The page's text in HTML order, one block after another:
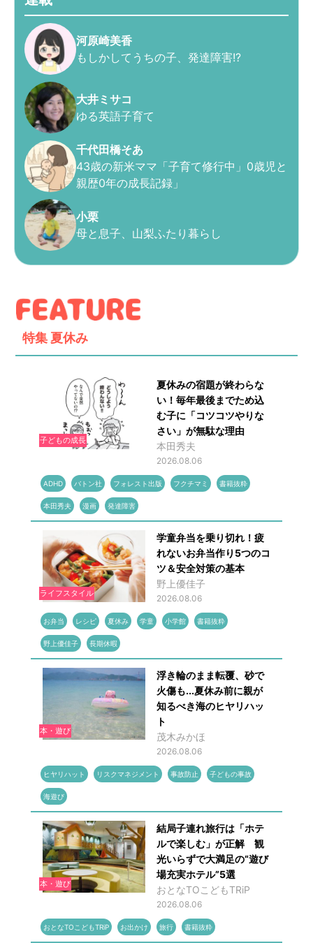
河原崎美香
もしかしてうちの子、発達障害!?
大井ミサコ
ゆる英語子育て
千代田橋そあ
43歳の新米ママ「子育て修行中」0歳児と
親歴0年の成長記録」
小栗
母と息子、山梨ふたり暮らし
特集 夏休み
子どもの成長
夏休みの宿題が終わらな
い！毎年最後までため込
む子に「コツコツやりな
さい」が無駄な理由
本田秀夫
2026.08.06
ADHD バトン社 フォレスト出版 フクチマミ 書籍抜粋
本田秀夫 漫画 発達障害
ライフスタイル
学童弁当を乗り切れ！疲
れないお弁当作り5つのコ
ツ＆安全対策の基本
野上優佳子
2026.08.06
お弁当 レシピ 夏休み 学童 小学館 書籍抜粋
野上優佳子 長期休暇
本・遊び
浮き輪のまま転覆、砂で
火傷も...夏休み前に親が
知るべき海のヒヤリハッ
ト
茂木みかほ
2026.08.06
ヒヤリハット リスクマネジメント 事故防止 子どもの事故
海遊び
本・遊び
結局子連れ旅行は「ホテ
ルで楽しむ」が正解 観
光いらずで大満足の“遊び
場充実ホテル”5選
おとなTOこどもTRiP
2026.08.06
おとなTOこどもTRiP お出かけ 旅行 書籍抜粋